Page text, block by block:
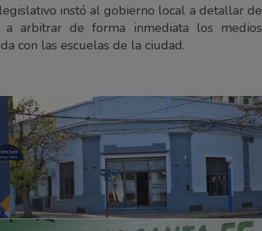
instó al gobierno local a detallar de
arbitrar de forma inmediata los medios
con las escuelas de la ciudad.